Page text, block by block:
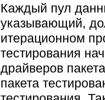
Каждый пул
указывающий,
итерационном
тестирования
драйверов
пакета